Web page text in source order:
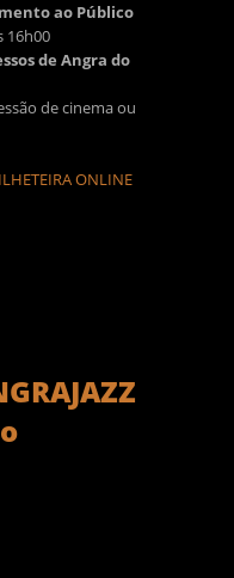
ao Público
16h00
de Angra do
de cinema ou
ONLINE